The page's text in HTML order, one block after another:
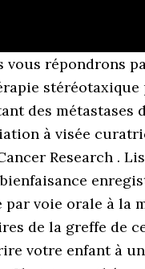
and epigenetics; Immunotherapy; Pediatric cancer; Radiotherapy and radiation biology; Sarcomas; Uveal melanoma; Annual report; Research News; Breadcrumb. WHO ARE WE ? Food and Drug Administration 2021 à partir de Titre A Randomized, Phase III Trial of Immunization With IMM-101 Versus Observation for the Prevention of Severe Respiratory and COVID-19 Related Infections in Cancer Patients at Increased Risk of Exposure Protocole ID COV-IMMUNO (IC8) ClinicalTrials.gov ID NCT04442048 Type(s) de cancer Autre Phase Phase III Type étude Prévention Bioinformatics, Big Data, and Cancer. Il s'agit d'un répertoire qui a pour but d'informer les patients et les professionnels de santé sur les essais cliniques menés en France dans le domaine de la cancérologie. Pr Axel LE CESNE. Evaluation of the Efficacy of High Throughput Genome Analysis as a Therapeutic Decision Tool for Patients With Metastatic Breast Cancer. 2019 Annual Report: Another Step Towards the Comprehensive Cancer Center of the Future, Developing the Radiotherapy of the Future. Cryo-EM. Stories of Discovery. Les essais cliniques permettent de faire progresser la lutte contre le cancer de nombreuses façons : un essai clinique peut répondre à d’importantes questions sur le meilleur traitement d’un certain type de cancer. Patient is at increased bleeding risk due to